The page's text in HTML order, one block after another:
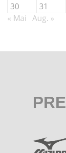
30
31
« Mai Aug. »